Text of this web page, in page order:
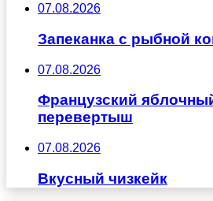
07.08.2026
Запеканка с рыбной
07.08.2026
Французский
перевертыш
07.08.2026
Вкусный чизкейк